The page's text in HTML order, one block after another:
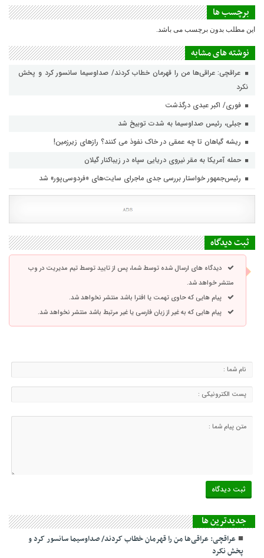
برچسب ها
این مطلب بدون برچسب می باشد.
نوشته های مشابه
عراقچی: عراقی‌ها من را قهرمان خطاب کردند/ صداوسیما سانسور کرد و پخش
نکرد
فوری/ اکبر عبدی درگذشت
جبلی، رئیس صداوسیما به شدت توبیخ شد
ریشه گیاهان تا چه عمقی در خاک نفوذ می کنند؟ رازهای زیرزمین!
حمله آمریکا به مقر نیروی دریایی سپاه در زیباکنار گیلان
رئیس‌جمهور خواستار بررسی جدی ماجرای سایت‌های «فردوسی‌پور» شد
ثبت دیدگاه
دیدگاه های ارسال شده توسط شما، پس از تایید توسط تیم مدیریت در وب
منتشر خواهد شد.
پیام هایی که حاوی تهمت یا افترا باشد منتشر نخواهد شد.
پیام هایی که به غیر از زبان فارسی یا غیر مرتبط باشد منتشر نخواهد شد.
جديدترين ها
عراقچی: عراقی‌ها من را قهرمان خطاب کردند/ صداوسیما سانسور کرد و
پخش نکرد